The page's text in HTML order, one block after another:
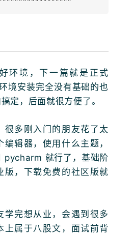
环境，下一篇就是正式
境安装完全没有基础的也
定，后面就很方便了。
很多刚入门的朋友花了太
辑器，使用什么主题，
pycharm 就行了，基础阶
版，下载免费的社区版就
学完想从业，会遇到很多
上属于八股文，面试前背